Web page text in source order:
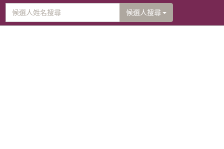
候選人搜尋